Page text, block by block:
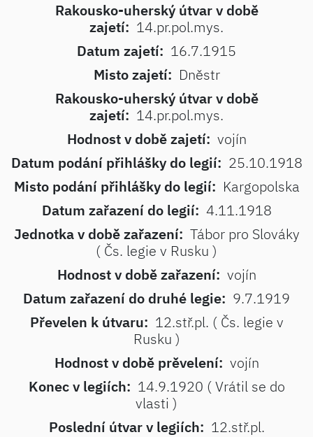
Rakousko-uherský útvar v době
zajetí: 14.pr.pol.mys.
Datum zajetí: 16.7.1915
Misto zajetí: Dněstr
Rakousko-uherský útvar v době
zajetí: 14.pr.pol.mys.
Hodnost v době zajetí: vojín
Datum podání přihlášky do legií: 25.10.1918
Misto podání přihlášky do legií: Kargopolska
Datum zařazení do legií: 4.11.1918
Jednotka v době zařazení: Tábor pro Slováky
( Čs. legie v Rusku )
Hodnost v době zařazení: vojín
Datum zařazení do druhé legie: 9.7.1919
Převelen k útvaru: 12.stř.pl. ( Čs. legie v
Rusku )
Hodnost v době prěvelení: vojín
Konec v legiích: 14.9.1920 ( Vrátil se do
vlasti )
Poslední útvar v legiích: 12.stř.pl.